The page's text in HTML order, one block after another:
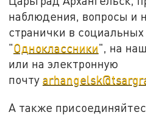
наблюдения, вопросы и
странички в социальных
"Одноклассники", на
или на электронную
почту
А также